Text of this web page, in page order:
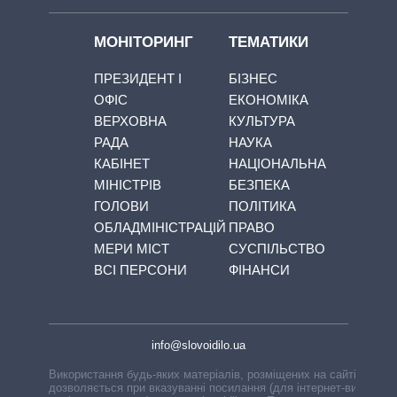
МОНІТОРИНГ
ПРЕЗИДЕНТ І
ОФІС
ВЕРХОВНА
РАДА
КАБІНЕТ
МІНІСТРІВ
ГОЛОВИ
ОБЛАДМІНІСТРАЦІЙ
МЕРИ МІСТ
ВСІ ПЕРСОНИ
ТЕМАТИКИ
БІЗНЕС
ЕКОНОМІКА
КУЛЬТУРА
НАУКА
НАЦІОНАЛЬНА
БЕЗПЕКА
ПОЛІТИКА
ПРАВО
СУСПІЛЬСТВО
ФІНАНСИ
info@slovoidilo.ua
Використання будь-яких матеріалів, розміщених на сайті,
дозволяється при вказуванні посилання (для інтернет-видань